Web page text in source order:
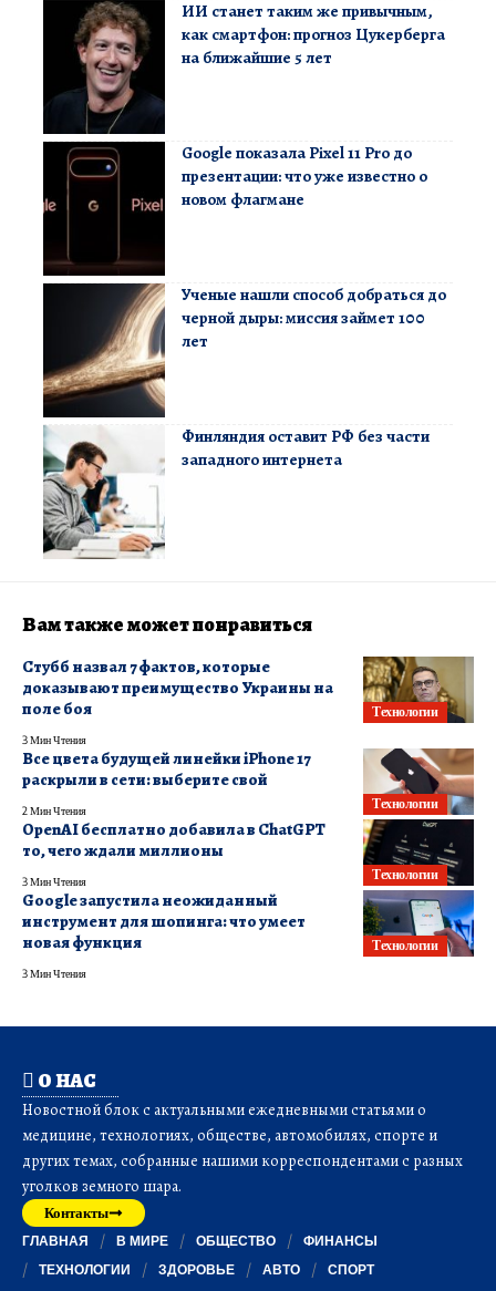
ИИ станет таким же привычным,
как смартфон: прогноз Цукерберга
на ближайшие 5 лет
Google показала Pixel 11 Pro до
презентации: что уже известно о
новом флагмане
Ученые нашли способ добраться до
черной дыры: миссия займет 100
лет
Финляндия оставит РФ без части
западного интернета
Вам также может понравиться
Технологии
Стубб назвал 7 фактов, которые
доказывают преимущество Украины на
поле боя
3 Мин Чтения
Технологии
Все цвета будущей линейки iPhone 17
раскрыли в сети: выберите свой
2 Мин Чтения
Технологии
OpenAI бесплатно добавила в ChatGPT
то, чего ждали миллионы
3 Мин Чтения
Технологии
Google запустила неожиданный
инструмент для шопинга: что умеет
новая функция
3 Мин Чтения
О НАС
Новостной блок с актуальными ежедневными статьями о
медицине, технологиях, обществе, автомобилях, спорте и
других темах, собранные нашими корреспондентами с разных
уголков земного шара.
Контакты
ГЛАВНАЯ В МИРЕ ОБЩЕСТВО
ФИНАНСЫ
ТЕХНОЛОГИИ
ЗДОРОВЬЕ АВТО СПОРТ